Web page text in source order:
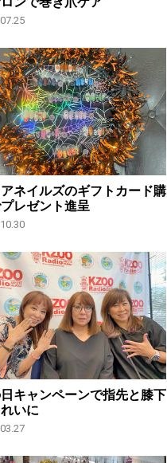
ネイルズのギフトカード購
レゼント進呈
キャンペーンで指先と膝下
いに